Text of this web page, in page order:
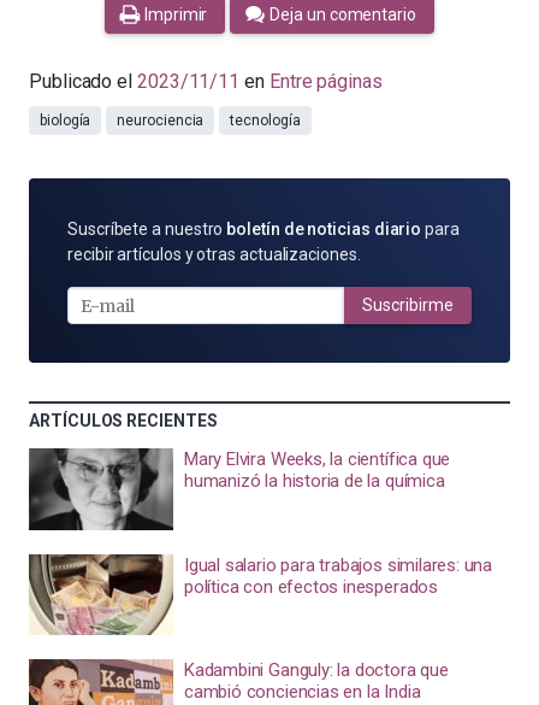
Imprimir Deja un comentario
Publicado el 2023/11/11 en Entre páginas
biología neurociencia tecnología
SUSCRÍBETE
POR
MAIL
Suscríbete a nuestro boletín de noticias diario para
recibir artículos y otras actualizaciones.
Suscribirme
ARTÍCULOS RECIENTES
Mary Elvira Weeks, la científica que
humanizó la historia de la química
Igual salario para trabajos similares: una
política con efectos inesperados
Kadambini Ganguly: la doctora que
cambió conciencias en la India